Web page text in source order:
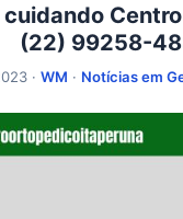
(22) 99258-
·WM · Notícias em